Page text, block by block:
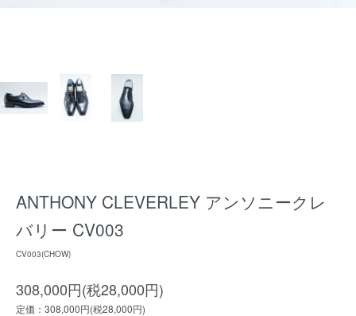
ANTHONY CLEVERLEY アンソニークレ
バリー CV003
CV003(CHOW)
308,000円(税28,000円)
定価：308,000円(税28,000円)